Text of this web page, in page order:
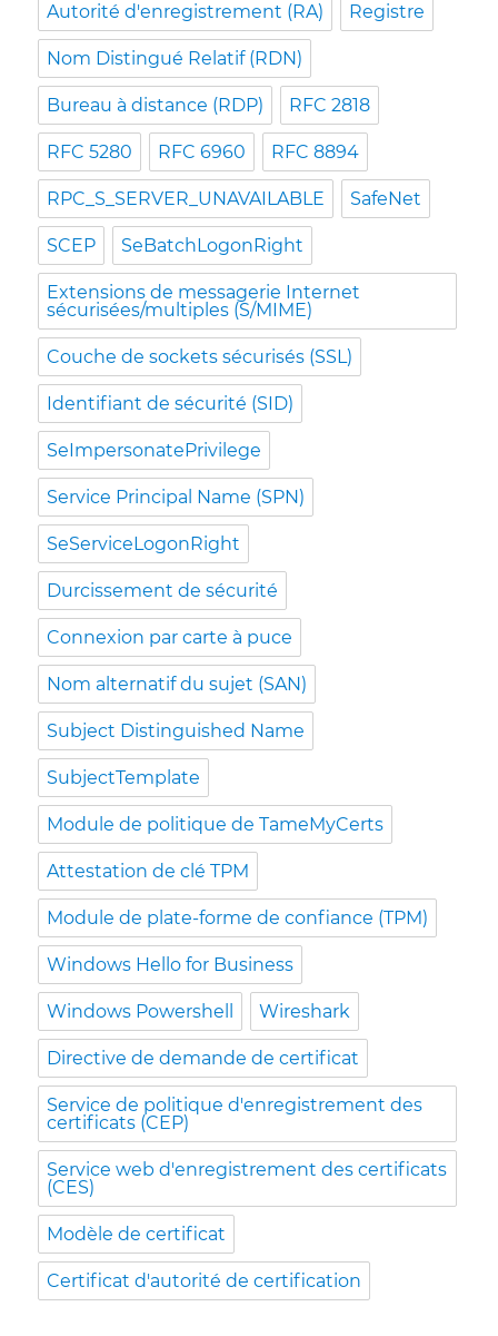
Autorité d'enregistrement (RA) Registre
Nom Distingué Relatif (RDN)
Bureau à distance (RDP) RFC 2818
RFC 5280 RFC 6960 RFC 8894
RPC_S_SERVER_UNAVAILABLE SafeNet
SCEP SeBatchLogonRight
Extensions de messagerie Internet
sécurisées/multiples (S/MIME)
Couche de sockets sécurisés (SSL)
Identifiant de sécurité (SID)
SeImpersonatePrivilege
Service Principal Name (SPN)
SeServiceLogonRight
Durcissement de sécurité
Connexion par carte à puce
Nom alternatif du sujet (SAN)
Subject Distinguished Name
SubjectTemplate
Module de politique de TameMyCerts
Attestation de clé TPM
Module de plate-forme de confiance (TPM)
Windows Hello for Business
Windows Powershell Wireshark
Directive de demande de certificat
Service de politique d'enregistrement des
certificats (CEP)
Service web d'enregistrement des certificats
(CES)
Modèle de certificat
Certificat d'autorité de certification